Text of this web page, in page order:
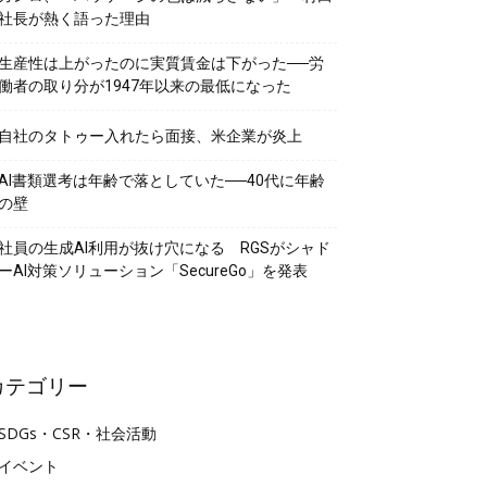
長が熱く語った理由
産性は上がったのに実質賃金は下がった──労
者の取り分が1947年以来の最低になった
社のタトゥー入れたら面接、米企業が炎上
書類選考は年齢で落としていた──40代に年齢
壁
員の生成AI利用が抜け穴になる RGSがシャド
AI対策ソリューション「SecureGo」を発表
テゴリー
・CSR・社会活動
ベント